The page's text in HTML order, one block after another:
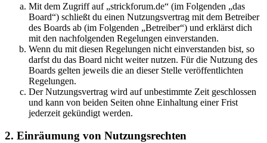
Mit dem Zugriff auf „strickforum.de“ (im Folgenden „das
Board“) schließt du einen Nutzungsvertrag mit dem Betreiber
des Boards ab (im Folgenden „Betreiber“) und erklärst dich
mit den nachfolgenden Regelungen einverstanden.
Wenn du mit diesen Regelungen nicht einverstanden bist, so
darfst du das Board nicht weiter nutzen. Für die Nutzung des
Boards gelten jeweils die an dieser Stelle veröffentlichten
Regelungen.
Der Nutzungsvertrag wird auf unbestimmte Zeit geschlossen
und kann von beiden Seiten ohne Einhaltung einer Frist
jederzeit gekündigt werden.
2. Einräumung von Nutzungsrechten